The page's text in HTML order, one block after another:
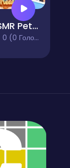
ASMR Pet Treatment
0 (0 Голосів)